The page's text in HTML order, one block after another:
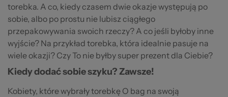
torebka. A co, kiedy czasem dwie okazje występują po
sobie, albo po prostu nie lubisz ciągłego
przepakowywania swoich rzeczy? A co jeśli byłoby inne
wyjście? Na przykład torebka, która idealnie pasuje na
wiele okazji? Czy To nie byłby super prezent dla Ciebie?
Kiedy dodać sobie szyku? Zawsze!
Kobiety, które wybrały torebkę O bag na swoją